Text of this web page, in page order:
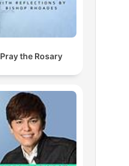
Pray the Rosary